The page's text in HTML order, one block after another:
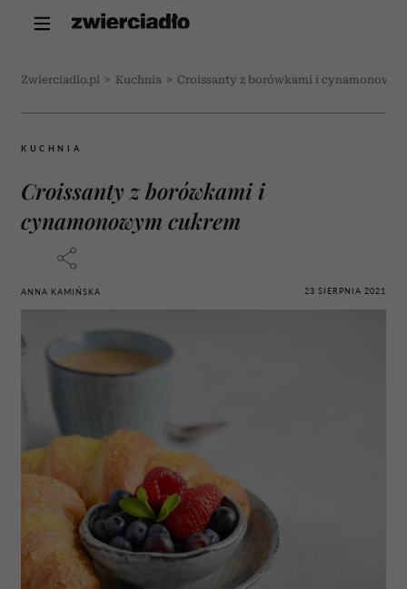
Zwierciadlo.pl > Kuchnia > Croissanty z borówkami i
KUCHNIA
Croissanty z borówkami i
cynamonowym cukrem
ANNA KAMIŃSKA 23 SIERPNIA 2021